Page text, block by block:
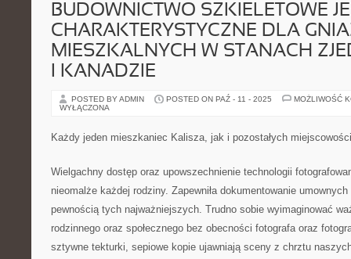
BUDOWNICTWO SZKIELETOWE
CHARAKTERYSTYCZNE DLA
MIESZKALNYCH W STANACH
I KANADZIE
POSTED BY ADMIN POSTED ON PAŹ - 11 - 2025
MOŻLIWOŚĆ
WYŁĄCZONA
Każdy jeden mieszkaniec Kalisza, jak i pozostałych
Wielgachny dostęp oraz upowszechnienie technologii
nieomalże każdej rodziny. Zapewniła dokumentowanie
pewnością tych najważniejszych. Trudno sobie wyimaginować
rodzinnego oraz społecznego bez obecności fotografa oraz
sztywne tekturki, sepiowe kopie ujawniają sceny z chrztu